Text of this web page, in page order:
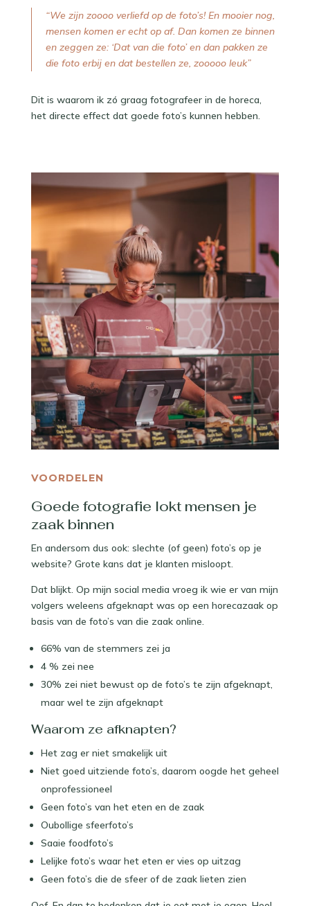
“We zijn zoooo verliefd op de foto’s! En mooier nog,
mensen komen er echt op af. Dan komen ze binnen
en zeggen ze: ‘Dat van die foto’ en dan pakken ze
die foto erbij en dat bestellen ze, zooooo leuk”⁠
Dit is waarom ik zó graag fotografeer in de horeca,
het directe effect dat goede foto’s kunnen hebben.
VOORDELEN
Goede fotografie lokt mensen je
zaak binnen
En andersom dus ook: slechte (of geen) foto’s op je
website? Grote kans dat je klanten misloopt.
Dat blijkt. Op mijn social media vroeg ik wie er van mijn
volgers weleens afgeknapt was op een horecazaak op
basis van de foto’s van die zaak online. ⁠
66% van de stemmers zei ja⁠
4 % zei nee⁠
30% zei niet bewust op de foto’s te zijn afgeknapt,
maar wel te zijn afgeknapt⁠
Waarom ze afknapten?
Het zag er niet smakelijk uit
Niet goed uitziende foto’s, daarom oogde het geheel
onprofessioneel⁠
Geen foto’s van het eten en de zaak⁠
Oubollige sfeerfoto’s⁠
Saaie foodfoto’s⁠
Lelijke foto’s waar het eten er vies op uitzag⁠
Geen foto’s die de sfeer of de zaak lieten zien⁠